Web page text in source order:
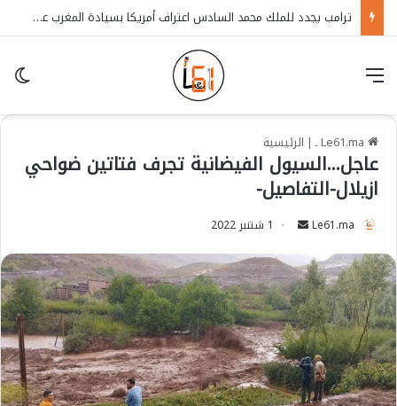
ترامب يجدد للملك محمد السادس اعتراف أمريكا بسيادة المغرب على الصحراء
| الرئيسية
عاجل…السيول الفيضانية تجرف فتاتين ضواحي
ازيلال-التفاصيل-
Le61.ma
n
d
a
n
e
m
a
1 شتنبر 2022